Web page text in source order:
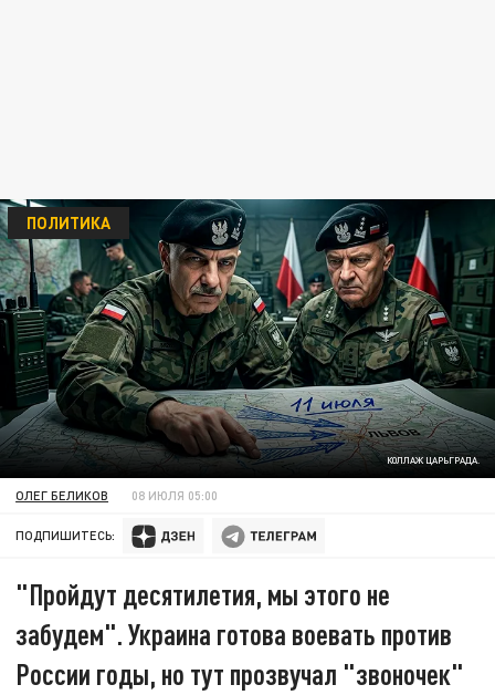
КОЛЛАЖ ЦАРЬГРАДА.
ПОЛИТИКА
ОЛЕГ БЕЛИКОВ 08 ИЮЛЯ 05:00
ПОДПИШИТЕСЬ:
"Пройдут десятилетия, мы этого не
забудем". Украина готова воевать против
России годы, но тут прозвучал "звоночек"